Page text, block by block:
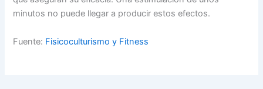
minutos no puede llegar a producir estos efectos.
Fuente: Fisicoculturismo y Fitness